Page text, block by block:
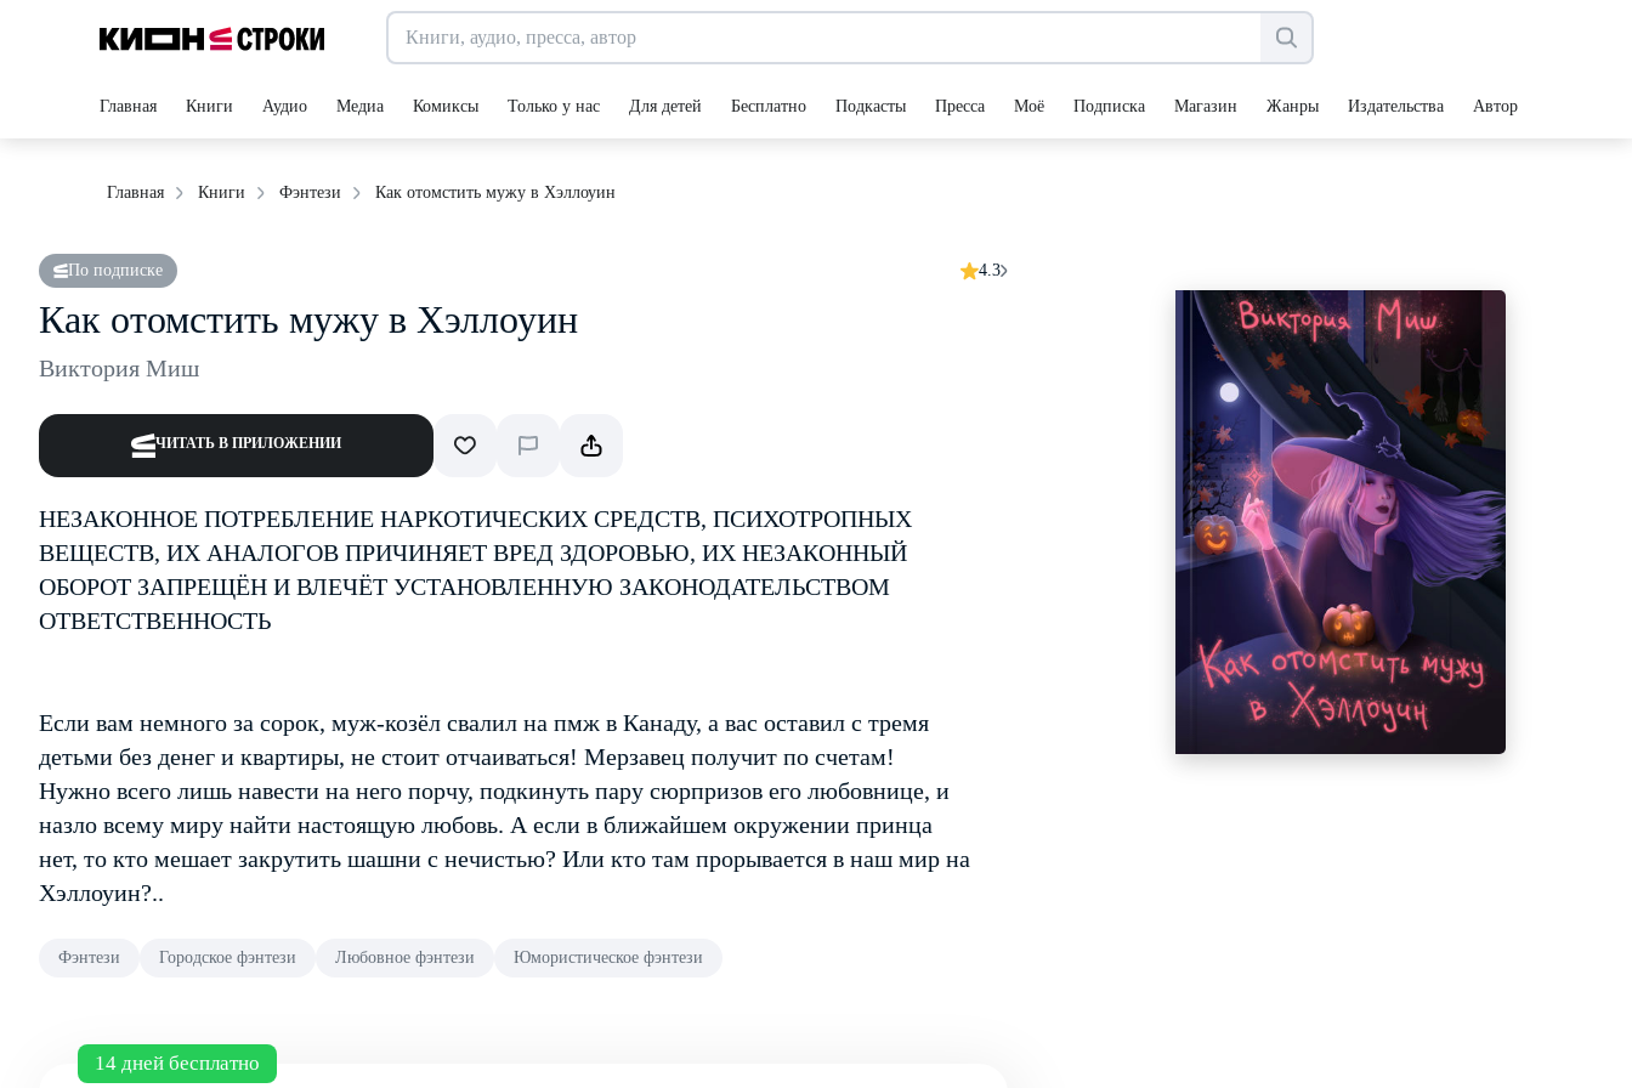
Главная Книги Аудио Медиа Комиксы Только у нас Для детей Бесплатно Подкасты Пресса Моё Подписка Магазин Жанры Издательства Авторы
Главная Книги Фэнтези Как отомстить мужу в Хэллоуин
По подписке 4.3
Как отомстить мужу в Хэллоуин
Виктория Миш
ЧИТАТЬ В ПРИЛОЖЕНИИ
НЕЗАКОННОЕ ПОТРЕБЛЕНИЕ НАРКОТИЧЕСКИХ СРЕДСТВ, ПСИХОТРОПНЫХ
ВЕЩЕСТВ, ИХ АНАЛОГОВ ПРИЧИНЯЕТ ВРЕД ЗДОРОВЬЮ, ИХ НЕЗАКОННЫЙ
ОБОРОТ ЗАПРЕЩЁН И ВЛЕЧЁТ УСТАНОВЛЕННУЮ ЗАКОНОДАТЕЛЬСТВОМ
ОТВЕТСТВЕННОСТЬ
Если вам немного за сорок, муж-козёл свалил на пмж в Канаду, а вас оставил с тремя
детьми без денег и квартиры, не стоит отчаиваться! Мерзавец получит по счетам!
Нужно всего лишь навести на него порчу, подкинуть пару сюрпризов его любовнице, и
назло всему миру найти настоящую любовь. А если в ближайшем окружении принца
нет, то кто мешает закрутить шашни с нечистью? Или кто там прорывается в наш мир на
Хэллоуин?..
Фэнтези Городское фэнтези Любовное фэнтези Юмористическое фэнтези
14 дней бесплатно